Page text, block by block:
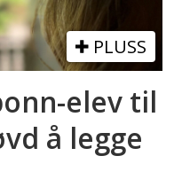
PLUSS
elev til
å legge